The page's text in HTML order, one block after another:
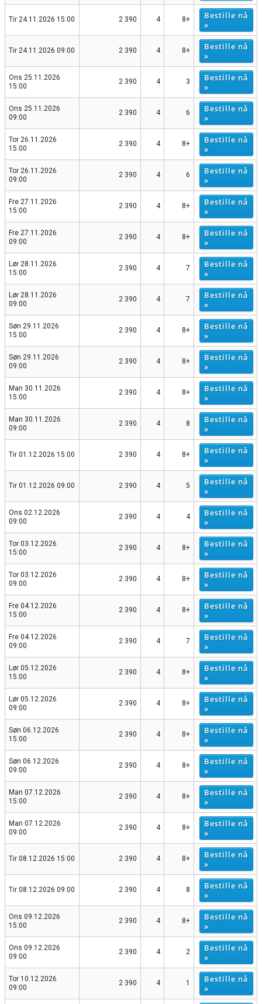
Tir 24.11.2026 15:00 2 390 4 8+
Bestille nå
»
Tir 24.11.2026 09:00 2 390 4 8+
Bestille nå
»
Ons 25.11.2026
15:00
2 390 4 3
Bestille nå
»
Ons 25.11.2026
09:00
2 390 4 6
Bestille nå
»
Tor 26.11.2026
15:00
2 390 4 8+
Bestille nå
»
Tor 26.11.2026
09:00
2 390 4 6
Bestille nå
»
Fre 27.11.2026
15:00
2 390 4 8+
Bestille nå
»
Fre 27.11.2026
09:00
2 390 4 8+
Bestille nå
»
Lør 28.11.2026
15:00
2 390 4 7
Bestille nå
»
Lør 28.11.2026
09:00
2 390 4 7
Bestille nå
»
Søn 29.11.2026
15:00
2 390 4 8+
Bestille nå
»
Søn 29.11.2026
09:00
2 390 4 8+
Bestille nå
»
Man 30.11.2026
15:00
2 390 4 8+
Bestille nå
»
Man 30.11.2026
09:00
2 390 4 8
Bestille nå
»
Tir 01.12.2026 15:00 2 390 4 8+
Bestille nå
»
Tir 01.12.2026 09:00 2 390 4 5
Bestille nå
»
Ons 02.12.2026
09:00
2 390 4 4
Bestille nå
»
Tor 03.12.2026
15:00
2 390 4 8+
Bestille nå
»
Tor 03.12.2026
09:00
2 390 4 8+
Bestille nå
»
Fre 04.12.2026
15:00
2 390 4 8+
Bestille nå
»
Fre 04.12.2026
09:00
2 390 4 7
Bestille nå
»
Lør 05.12.2026
15:00
2 390 4 8+
Bestille nå
»
Lør 05.12.2026
09:00
2 390 4 8+
Bestille nå
»
Søn 06.12.2026
15:00
2 390 4 8+
Bestille nå
»
Søn 06.12.2026
09:00
2 390 4 8+
Bestille nå
»
Man 07.12.2026
15:00
2 390 4 8+
Bestille nå
»
Man 07.12.2026
09:00
2 390 4 8+
Bestille nå
»
Tir 08.12.2026 15:00 2 390 4 8+
Bestille nå
»
Tir 08.12.2026 09:00 2 390 4 8
Bestille nå
»
Ons 09.12.2026
15:00
2 390 4 8+
Bestille nå
»
Ons 09.12.2026
09:00
2 390 4 2
Bestille nå
»
Tor 10.12.2026
09:00
2 390 4 1
Bestille nå
»